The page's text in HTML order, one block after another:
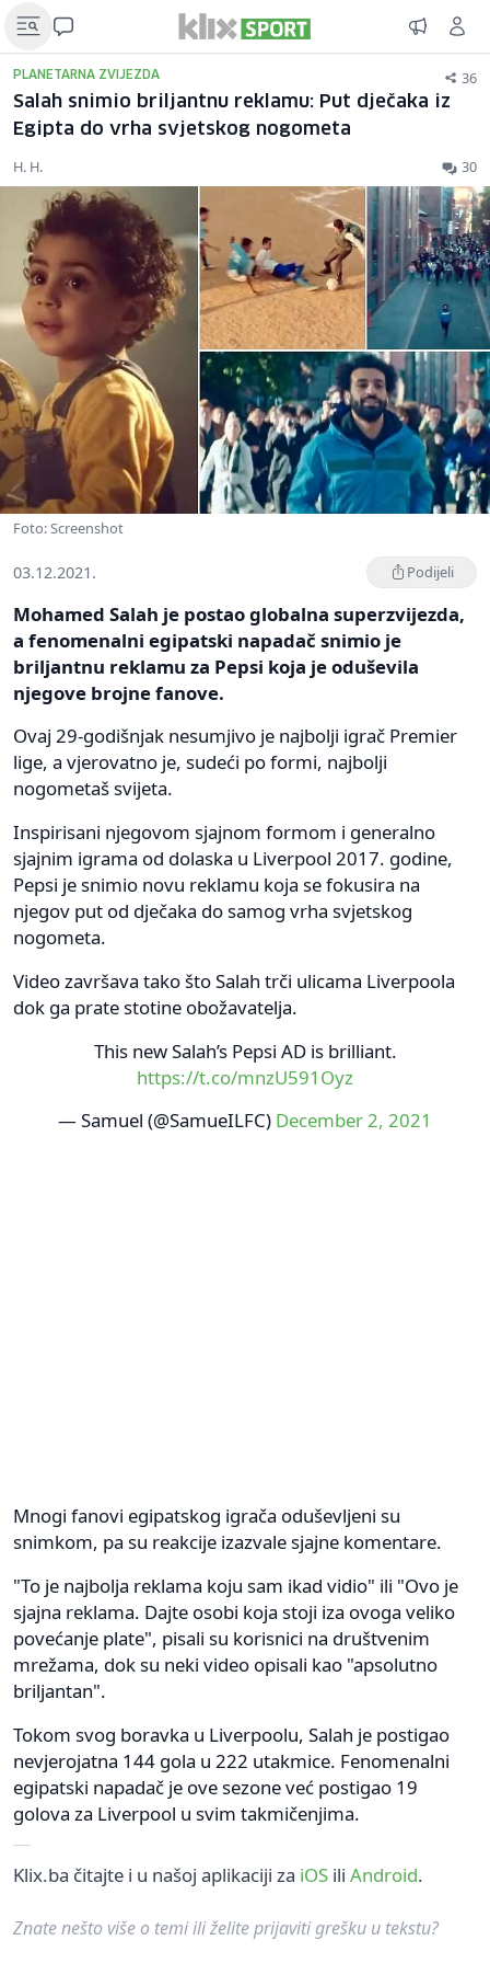
PLANETARNA ZVIJEZDA 36
Salah snimio briljantnu reklamu: Put dječaka iz
Egipta do vrha svjetskog nogometa
H. H. 30
Foto: Screenshot
03.12.2021. Podijeli
Mohamed Salah je postao globalna superzvijezda,
a fenomenalni egipatski napadač snimio je
briljantnu reklamu za Pepsi koja je oduševila
njegove brojne fanove.
Ovaj 29-godišnjak nesumjivo je najbolji igrač Premier
lige, a vjerovatno je, sudeći po formi, najbolji
nogometaš svijeta.
Inspirisani njegovom sjajnom formom i generalno
sjajnim igrama od dolaska u Liverpool 2017. godine,
Pepsi je snimio novu reklamu koja se fokusira na
njegov put od dječaka do samog vrha svjetskog
nogometa.
Video završava tako što Salah trči ulicama Liverpoola
dok ga prate stotine obožavatelja.
This new Salah’s Pepsi AD is brilliant.
https://t.co/mnzU591Oyz
— Samuel (@SamueILFC) December 2, 2021
Mnogi fanovi egipatskog igrača oduševljeni su
snimkom, pa su reakcije izazvale sjajne komentare.
"To je najbolja reklama koju sam ikad vidio" ili "Ovo je
sjajna reklama. Dajte osobi koja stoji iza ovoga veliko
povećanje plate", pisali su korisnici na društvenim
mrežama, dok su neki video opisali kao "apsolutno
briljantan".
Tokom svog boravka u Liverpoolu, Salah je postigao
nevjerojatna 144 gola u 222 utakmice. Fenomenalni
egipatski napadač je ove sezone već postigao 19
golova za Liverpool u svim takmičenjima.
Klix.ba čitajte i u našoj aplikaciji za iOS ili Android.
Znate nešto više o temi ili želite prijaviti grešku u tekstu?